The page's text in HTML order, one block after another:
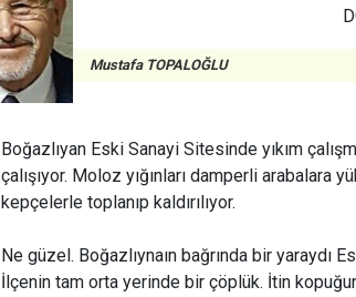
Mustafa TOPALOĞLU
Boğazlıyan Eski Sanayi Sitesinde yıkım
çalışıyor. Moloz yığınları damperli arabalara
kepçelerle toplanıp kaldırılıyor.
Ne güzel. Boğazlıynaın bağrında bir yaraydı
İlçenin tam orta yerinde bir çöplük. İtin